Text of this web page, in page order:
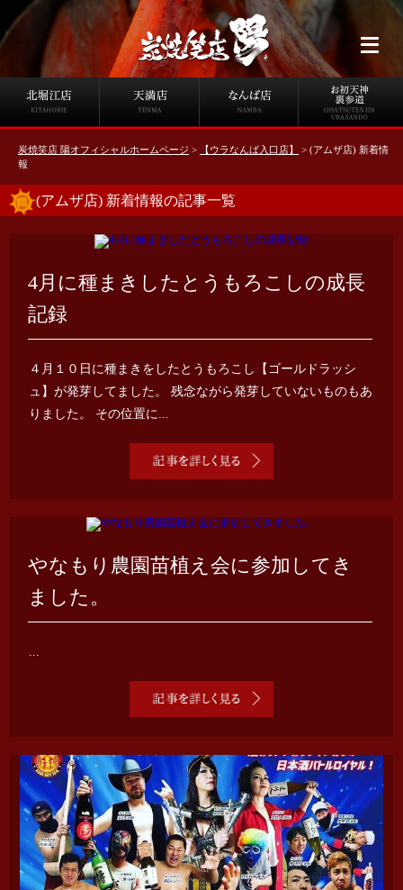
炭焼笑店 陽オフィシャルホームページ > 【ウラなんば入口店】 > (アムザ店) 新着情
報
(アムザ店) 新着情報の記事一覧
4月に種まきしたとうもろこしの成長
記録
４月１０日に種まきをしたとうもろこし【ゴールドラッシ
ュ】が発芽してました。 残念ながら発芽していないものもあ
りました。 その位置に...
やなもり農園苗植え会に参加してき
ました。
...